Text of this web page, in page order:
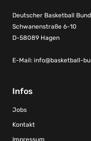
Deutscher Basketball
Schwanenstraße 6-10
D-58089 Hagen
E-Mail: info@basketball-
Infos
Jobs
Kontakt
Impressum